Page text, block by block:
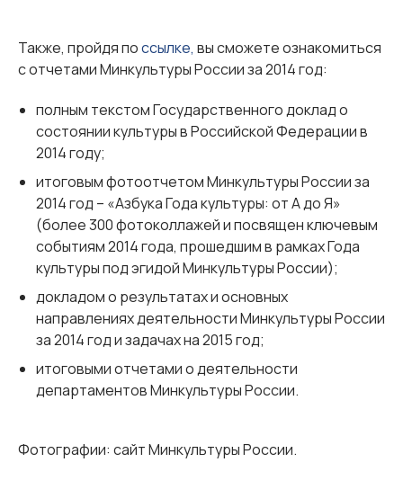
Также, пройдя поссылке, вы сможете ознакомиться
с отчетами Минкультуры России за 2014 год:
полным текстом Государственного доклад о
состоянии культуры в Российской Федерации в
2014 году;
итоговым фотоотчетом Минкультуры России за
2014 год – «Азбука Года культуры: от А до Я»
(более 300 фотоколлажей и посвящен ключевым
событиям 2014 года, прошедшим в рамках Года
культуры под эгидой Минкультуры России);
докладом о результатах и основных
направлениях деятельности Минкультуры России
за 2014 год и задачах на 2015 год;
итоговыми отчетами о деятельности
департаментов Минкультуры России.
Фотографии: сайт Минкультуры России.